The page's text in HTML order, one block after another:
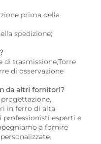
prima della
spedizione;
di trasmissione,Torre
di osservazione
da altri fornitori?
progettazione,
in ferro di alta
esperti e
a fornire